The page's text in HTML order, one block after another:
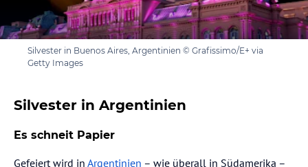
Silvester in Buenos Aires, Argentinien © Grafissimo/E+ via
Getty Images
Silvester in Argentinien
Es schneit Papier
Gefeiert wird in Argentinien – wie überall in Südamerika –